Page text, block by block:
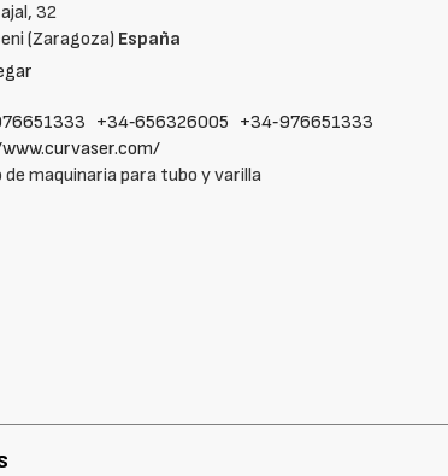
32
(Zaragoza) España
+34‑656326005 +34‑976651333
maquinaria para tubo y varilla